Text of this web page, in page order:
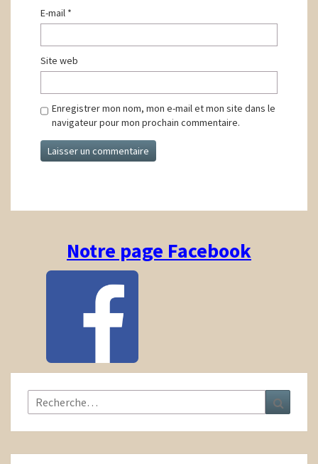
E-mail *
Site web
Enregistrer mon nom, mon e-mail et mon site dans le
navigateur pour mon prochain commentaire.
Notre page Facebook
Rechercher :